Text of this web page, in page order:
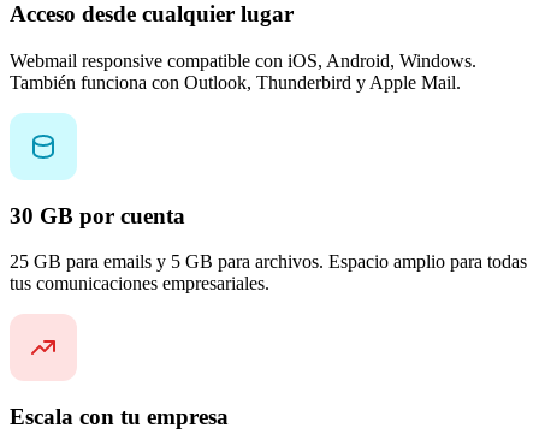
Acceso desde cualquier lugar
Webmail responsive compatible con iOS, Android, Windows.
También funciona con Outlook, Thunderbird y Apple Mail.
30 GB por cuenta
25 GB para emails y 5 GB para archivos. Espacio amplio para todas
tus comunicaciones empresariales.
Escala con tu empresa